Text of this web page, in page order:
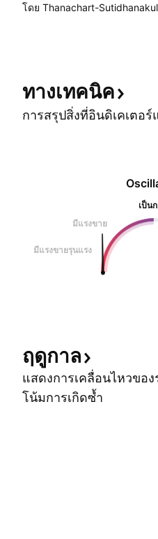
โดย Thanachart-Sutidhanakul
ทางเทคนิค
การสรุปสิ่งที่อินดิเคเตอร์
เป็น
มีแรงขาย
มีแรงขายรุนแรง
ฤดูกาล
แสดงการเคลื่อนไหวขอ
โน้มการเกิดซ้ำ